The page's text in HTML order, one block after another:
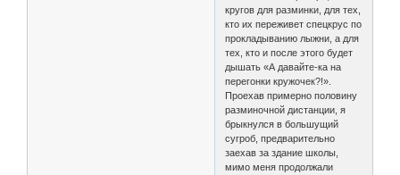
кругов для разминки, для тех,
кто их переживет спецкрус по
прокладыванию лыжни, а для
тех, кто и после этого будет
дышать «А давайте-ка на
перегонки кружочек?!».
Проехав примерно половину
разминочной дистанции, я
брыкнулся в большущий
сугроб, предварительно
заехав за здание школы,
мимо меня продолжали